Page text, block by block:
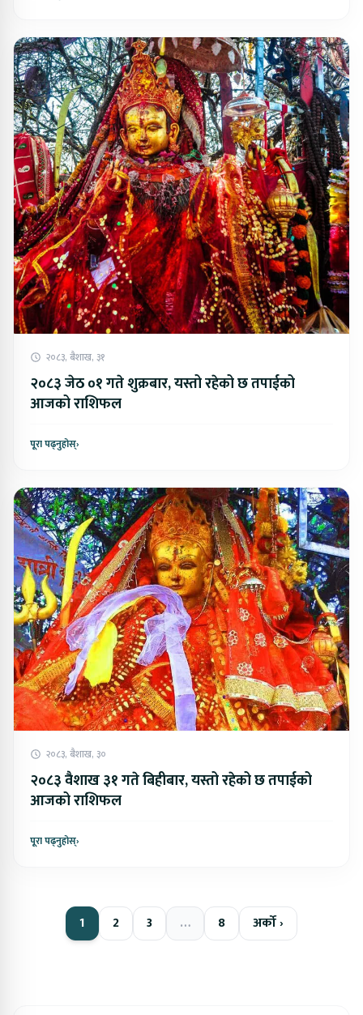
२०८३, बैशाख, ३१
२०८३ जेठ ०१ गते शुक्रबार, यस्तो रहेको छ तपाईको
आजको राशिफल
पूरा पढ्नुहोस्›
२०८३, बैशाख, ३०
२०८३ वैशाख ३१ गते बिहीबार, यस्तो रहेको छ तपाईको
आजको राशिफल
पूरा पढ्नुहोस्›
1 2 3 … 8 अर्को ›